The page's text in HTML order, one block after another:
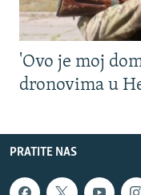
'Ovo je moj
dronovima u
PRATITE NAS